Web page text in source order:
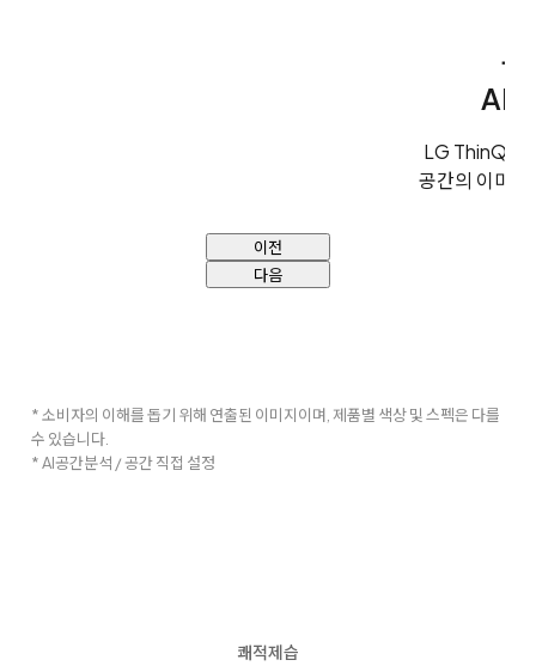
우
AI
LG ThinQ 앱
공간의 이미
이전
다음
* 소비자의 이해를 돕기 위해 연출된 이미지이며, 제품별 색상 및 스펙은 다를
수 있습니다.
* AI공간분석 / 공간 직접 설정
쾌적제습